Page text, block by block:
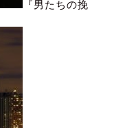
『男たちの挽